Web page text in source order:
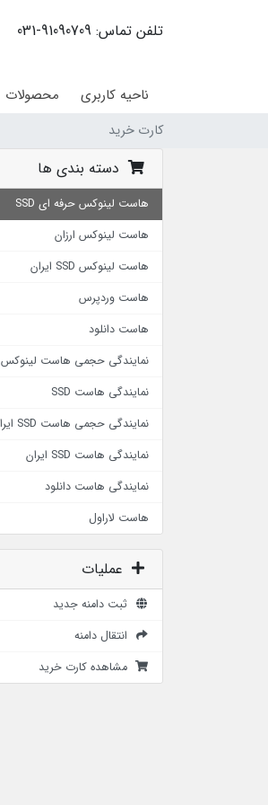
تلفن تماس: 91090709-031
ناحیه کاربری محصولات
کارت خرید
دسته بندی ها
هاست لینوکس حرفه ای SSD
هاست لینوکس ارزان
هاست لینوکس SSD ایران
هاست وردپرس
هاست دانلود
نمایندگی حجمی هاست لینوکس
نمایندگی هاست SSD
نمایندگی حجمی هاست SSD ایران
نمایندگی هاست SSD ایران
نمایندگی هاست دانلود
هاست لاراول
عملیات
ثبت دامنه جدید
انتقال دامنه
مشاهده کارت خرید